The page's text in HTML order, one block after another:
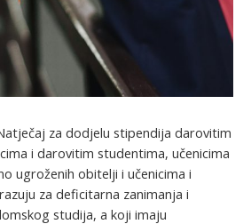
za dodjelu stipendija darovitim
i darovitim studentima, učenicima
ugroženih obitelji i učenicima i
za deficitarna zanimanja i
studija, a koji imaju